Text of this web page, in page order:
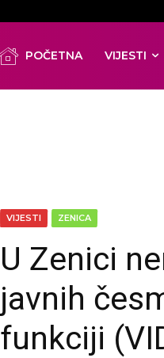
POČETNA VIJESTI
VIJESTI ZENICA
U Zenici
javnih
funkciji